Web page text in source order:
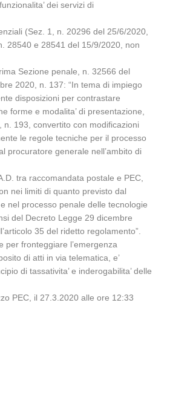
dei servizi di
(Sez. 1, n. 20296 del 25/6/2020,
28540 e 28541 del 15/9/2020, non
Sezione penale, n. 32566 del
2020, n. 137: “In tema di impiego
disposizioni per contrastare
forme e modalita’ di presentazione,
193, convertito con modificazioni
le regole tecniche per il processo
procuratore generale nell’ambito di
tra raccomandata postale e PEC,
nei limiti di quanto previsto dal
nel processo penale delle tecnologie
del Decreto Legge 29 dicembre
35 del ridetto regolamento”.
per fronteggiare l’emergenza
di atti in via telematica, e’
di tassativita’ e inderogabilita’ delle
PEC, il 27.3.2020 alle ore 12:33